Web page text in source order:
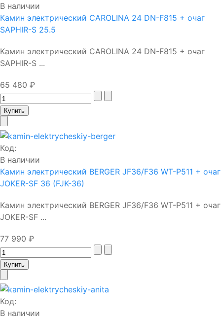
В наличии
Камин электрический CAROLINA 24 DN-F815 + очаг
SAPHIR-S 25.5
Камин электрический CAROLINA 24 DN-F815 + очаг
SAPHIR-S ...
65 480 ₽
Код:
В наличии
Камин электрический BERGER JF36/F36 WT-P511 + очаг
JOKER-SF 36 (FJK-36)
Камин электрический BERGER JF36/F36 WT-P511 + очаг
JOKER-SF ...
77 990 ₽
Код:
В наличии